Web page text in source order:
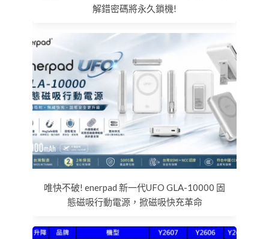
解錯密碼將永久鎖機!
唯快不破! enerpad 新一代UFO GLA-10000 固
態磁吸行動電源，掀磁吸快充革命